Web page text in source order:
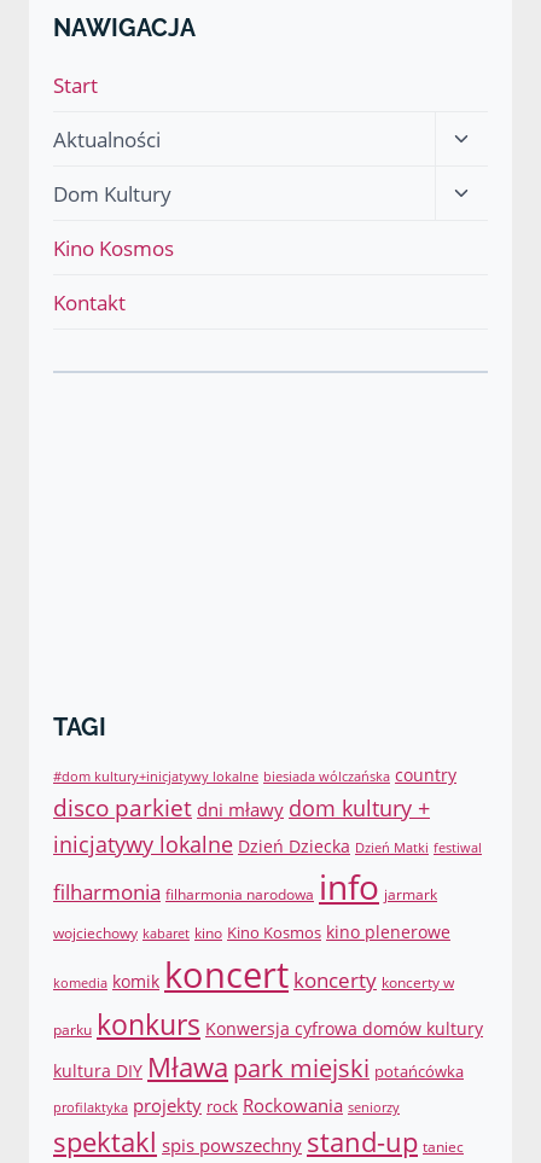
NAWIGACJA
Start
Aktualności
Przełącz
Dom Kultury
Przełącz
Kino Kosmos
Kontakt
TAGI
#dom kultury+inicjatywy lokalne biesiada wólczańska country
disco parkiet dni mławy dom kultury +
inicjatywy lokalne Dzień Dziecka Dzień Matki festiwal
filharmonia filharmonia narodowa info jarmark
wojciechowy kabaret kino Kino Kosmos kino plenerowe
komedia komik koncert koncerty koncerty w
parku konkurs Konwersja cyfrowa domów kultury
kultura DIY Mława park miejski potańcówka
profilaktyka projekty rock Rockowania seniorzy
spektakl spis powszechny stand-up taniec